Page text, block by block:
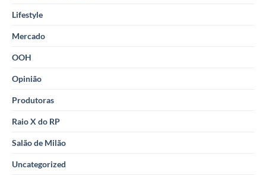
Lifestyle
Mercado
OOH
Opinião
Produtoras
Raio X do RP
Salão de Milão
Uncategorized